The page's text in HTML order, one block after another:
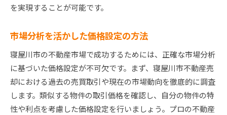
を実現することが可能です。
市場分析を活かした価格設定の方法
寝屋川市の不動産市場で成功するためには、正確な市場分析
に基づいた価格設定が不可欠です。まず、寝屋川市不動産売
却における過去の売買取引や現在の市場動向を徹底的に調査
します。類似する物件の取引価格を確認し、自分の物件の特
性や利点を考慮した価格設定を行いましょう。プロの不動産